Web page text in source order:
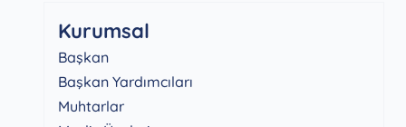
Kurumsal
Başkan
Başkan Yardımcıları
Muhtarlar